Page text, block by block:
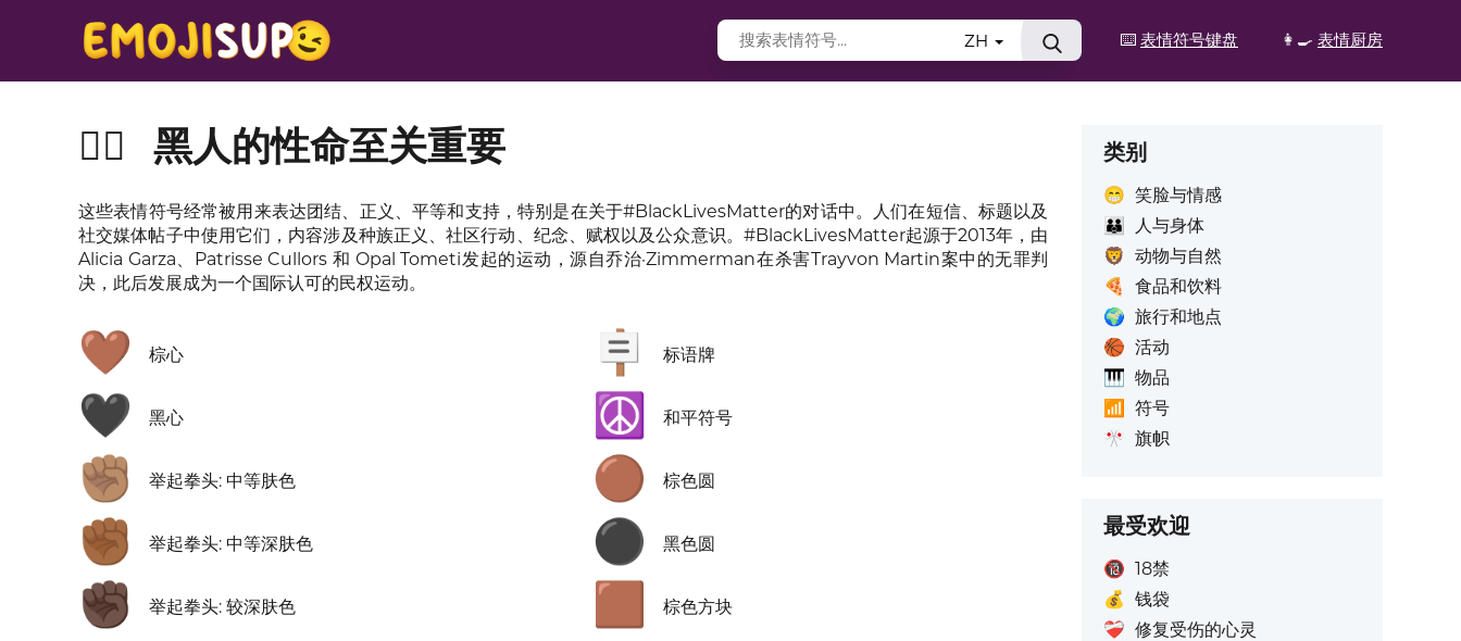
⌨️ 表情符号键盘 👩‍🍳 表情厨房
ZH
✊🏿 黑人的性命至关重要
这些表情符号经常被用来表达团结、正义、平等和支持，特别是在关于#BlackLivesMatter的对话中。人们在短信、标题以及
社交媒体帖子中使用它们，内容涉及种族正义、社区行动、纪念、赋权以及公众意识。#BlackLivesMatter起源于2013年，由
Alicia Garza、Patrisse Cullors 和 Opal Tometi发起的运动，源自乔治·Zimmerman在杀害Trayvon Martin案中的无罪判
决，此后发展成为一个国际认可的民权运动。
🤎 棕心
🖤 黑心
✊🏽 举起拳头: 中等肤色
✊🏾 举起拳头: 中等深肤色
✊🏿 举起拳头: 较深肤色
🪧 标语牌
☮️ 和平符号
🟤 棕色圆
⚫ 黑色圆
🟫 棕色方块
类别
😁 笑脸与情感
👪
人与身体
🦁 动物与自然
🍕
食品和饮料
🌍 旅行和地点
🏀 活动
🎹 物品
📶
符号
🎌 旗帜
最受欢迎
🔞 18禁
💰 钱袋
❤️‍🩹 修复受伤的心灵